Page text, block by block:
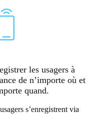
les usagers à
de n’importe où et
quand.
s’enregistrent via